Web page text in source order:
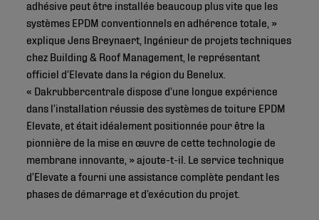
adhésive peut être installée beaucoup plus vite que les
systèmes EPDM conventionnels en adhérence totale, »
explique Jens Breynaert, Ingénieur de projets techniques
chez Building & Roof Management, le représentant
officiel d’Elevate dans la région du Benelux.
« Dakrubbercentrale dispose d’une longue expérience
dans l’installation réussie des systèmes de toiture EPDM
Elevate, et était idéalement positionnée pour être la
pionnière de la mise en œuvre de cette technologie de
membrane innovante, » ajoute-t-il. Le service technique
d’Elevate a fourni une assistance complète pendant les
phases de démarrage et d’exécution du projet.